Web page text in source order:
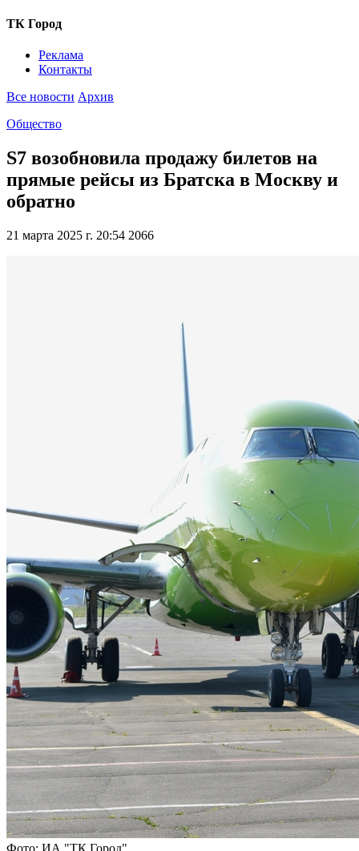
ТК Город
Реклама
Контакты
Все новости Архив
Общество
S7 возобновила продажу билетов на
прямые рейсы из Братска в Москву и
обратно
21 марта 2025 г. 20:54 2066